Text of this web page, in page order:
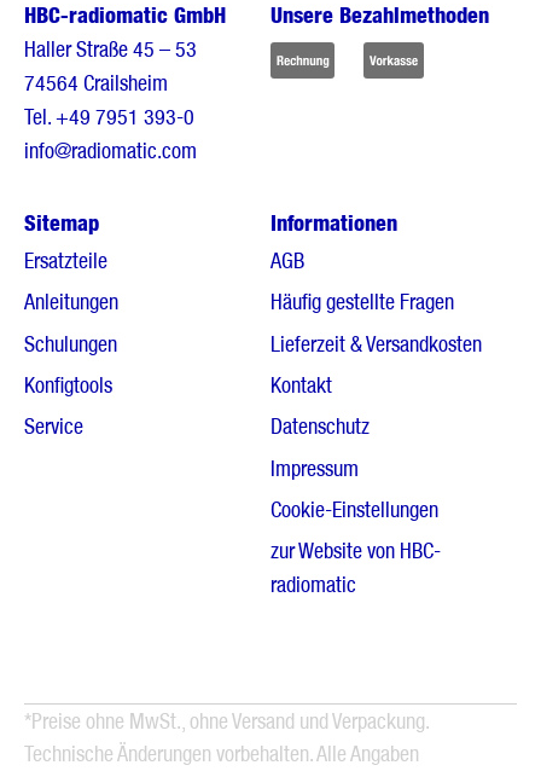
HBC-radiomatic GmbH
Haller Straße 45 – 53
74564 Crailsheim
Tel.+49 7951 393-0
info@radiomatic.com
Unsere Bezahlmethoden
Sitemap
Ersatzteile
Anleitungen
Schulungen
Konfigtools
Service
Informationen
AGB
Häufig gestellte Fragen
Lieferzeit & Versandkosten
Kontakt
Datenschutz
Impressum
Cookie-Einstellungen
zur Website von HBC-
radiomatic
*Preise ohne MwSt., ohne Versand und Verpackung.
Technische Änderungen vorbehalten. Alle Angaben